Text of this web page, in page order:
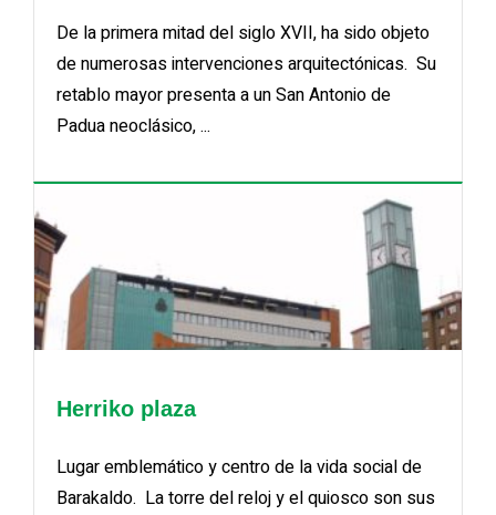
De la primera mitad del siglo XVII, ha sido objeto
de numerosas intervenciones arquitectónicas. Su
retablo mayor presenta a un San Antonio de
Padua neoclásico, ...
Herriko plaza
Lugar emblemático y centro de la vida social de
Barakaldo. La torre del reloj y el quiosco son sus